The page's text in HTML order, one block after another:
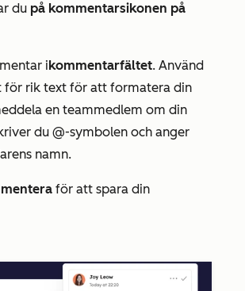
du på kommentarsikonen på
ikommentarfältet. Använd
för rik text för att formatera din
en teammedlem om din
du @-symbolen och anger
namn.
för att spara din